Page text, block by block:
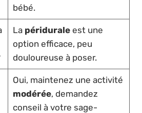
bébé.
La périduraleest une
option efficace, peu
douloureuse à poser.
Oui, maintenez une activité
modérée, demandez
conseil à votre sage-